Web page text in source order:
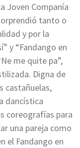
Joven Companía
tanto o
y por la
y “Fandango en
me quite pa”,
Digna de
castañuelas,
dancística
coreografías para
una pareja como
el Fandango en